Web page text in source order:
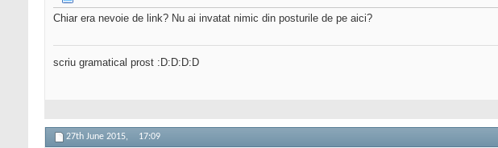
Chiar era nevoie de link? Nu ai invatat nimic din posturile de pe aici?
scriu gramatical prost :D:D:D:D
27th June 2015, 17:09